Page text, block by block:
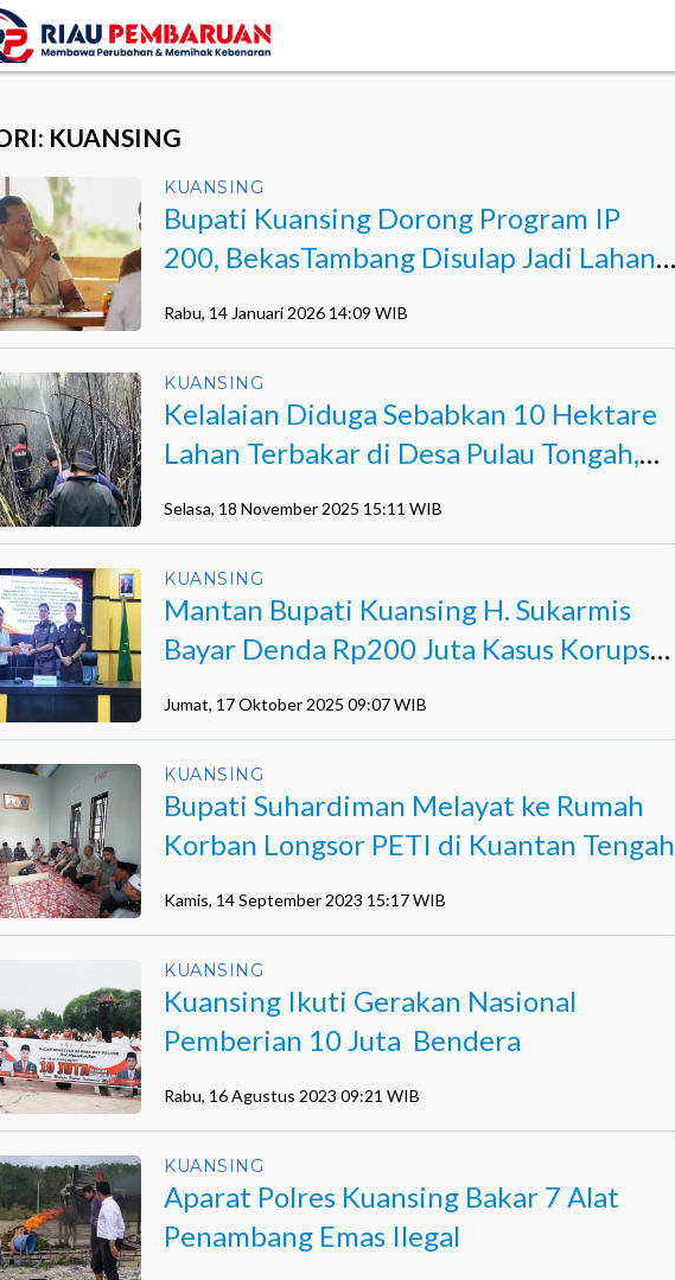
KUANSING
KUANSING
Bupati Kuansing Dorong Program IP
200, BekasTambang Disulap Jadi Lahan
Rabu, 14 Januari 2026 14:09 WIB
KUANSING
Kelalaian Diduga Sebabkan 10 Hektare
Lahan Terbakar di Desa Pulau Tongah,
Selasa, 18 November 2025 15:11 WIB
KUANSING
Mantan Bupati Kuansing H. Sukarmis
Bayar Denda Rp200 Juta Kasus Korupsi
Jumat, 17 Oktober 2025 09:07 WIB
KUANSING
Bupati Suhardiman Melayat ke Rumah
Korban Longsor PETI di Kuantan Tengah
Kamis, 14 September 2023 15:17 WIB
KUANSING
Kuansing Ikuti Gerakan Nasional
Pemberian 10 Juta Bendera
Rabu, 16 Agustus 2023 09:21 WIB
KUANSING
Aparat Polres Kuansing Bakar 7 Alat
Penambang Emas Ilegal